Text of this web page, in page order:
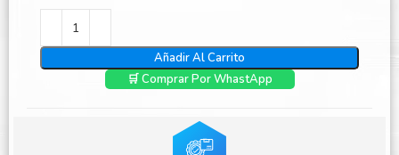
Añadir Al Carrito
🛒 Comprar Por WhastApp